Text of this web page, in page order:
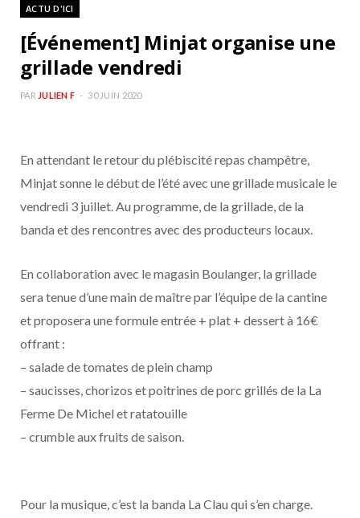
ACTU D'ICI
[Événement] Minjat organise une
grillade vendredi
PAR JULIEN F 30 JUIN 2020
En attendant le retour du plébiscité repas champêtre,
Minjat sonne le début de l’été avec une grillade musicale le
vendredi 3 juillet. Au programme, de la grillade, de la
banda et des rencontres avec des producteurs locaux.
En collaboration avec le magasin Boulanger, la grillade
sera tenue d’une main de maître par l’équipe de la cantine
et proposera une formule entrée + plat + dessert à 16€
offrant :
– salade de tomates de plein champ
– saucisses, chorizos et poitrines de porc grillés de la La
Ferme De Michel et ratatouille
– crumble aux fruits de saison.
Pour la musique, c’est la banda La Clau qui s’en charge.